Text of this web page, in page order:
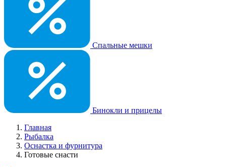
Спальные мешки
Бинокли и прицелы
Главная
Рыбалка
Оснастка и фурнитура
Готовые снасти